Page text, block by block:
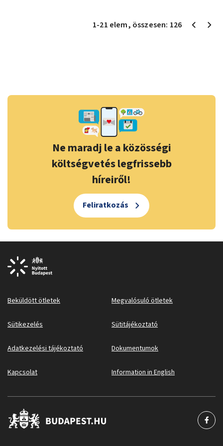
1-21 elem, összesen: 126
Ne maradj le a közösségi
költségvetés legfrissebb
híreiről!
Feliratkozás
Beküldött ötletek Megvalósuló ötletek
Sütikezelés Sütitájékoztató
Adatkezelési tájékoztató Dokumentumok
Kapcsolat Information in English